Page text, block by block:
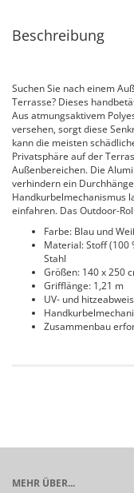
Beschreibung
Suchen Sie nach einem
Terrasse? Dieses
Aus atmungsaktivem
versehen, sorgt diese
kann die meisten
Privatsphäre auf der
Außenbereichen. Die
verhindern ein
Handkurbelmechanismus
einfahren. Das Outdoor-
Farbe: Blau und
Material: Stoff (100
Stahl
Größen: 140 x 250
Grifflänge: 1,21 m
UV- und
Zusammenbau
MEHR ÜBER...